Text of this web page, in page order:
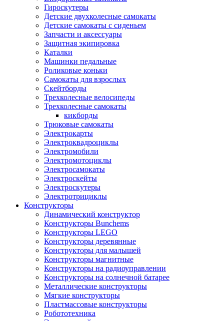
Гироскутеры
Детские двухколесные самокаты
Детские самокаты с сиденьем
Запчасти и аксессуары
Защитная экипировка
Каталки
Машинки педальные
Роликовые коньки
Самокаты для взрослых
Скейтборды
Трехколесные велосипеды
Трехколесные самокаты
кикборды
Трюковые самокаты
Электрокарты
Электроквадроциклы
Электромобили
Электромотоциклы
Электросамокаты
Электроскейты
Электроскутеры
Электротрициклы
Конструкторы
Динамический конструктор
Конструкторы Bunchems
Конструкторы LEGO
Конструкторы деревянные
Конструкторы для малышей
Конструкторы магнитные
Конструкторы на радиоуправлении
Конструкторы на солнечной батарее
Металлические конструкторы
Мягкие конструкторы
Пластмассовые конструкторы
Робототехника